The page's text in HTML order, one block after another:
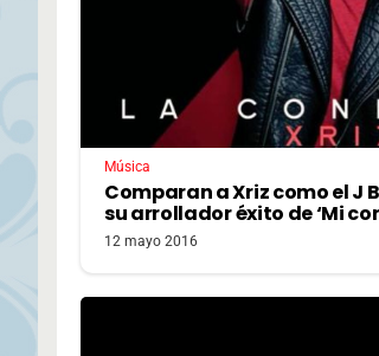
Música
Comparan a Xriz como el J
su arrollador éxito de ‘Mi
12 mayo 2016